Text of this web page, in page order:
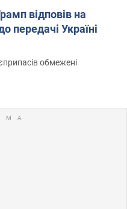
відповів на
передачі Україні
обмежені